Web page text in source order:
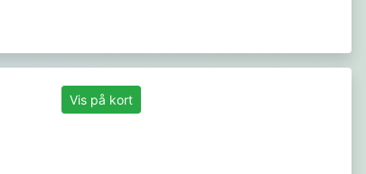
Vis på kort